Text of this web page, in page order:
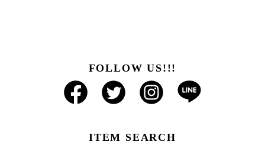
FOLLOW US!!!
ITEM SEARCH